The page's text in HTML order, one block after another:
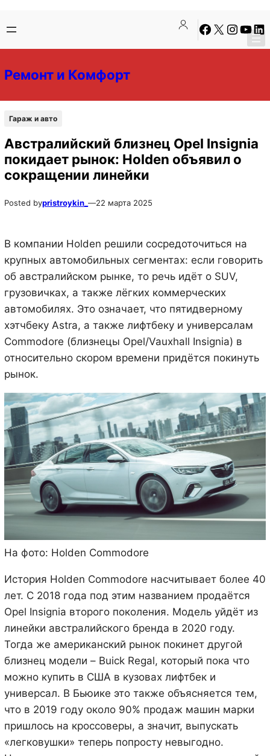
содержимому
содержимому
Facebook
X Instagram
Ремонт и Комфорт
Гараж и авто
Австралийский близнец Opel Insignia
покидает рынок: Holden объявил о
сокращении линейки
Posted bypristroykin_ —22 марта 2025
В компании Holden решили сосредоточиться на
крупных автомобильных сегментах: если говорить
об австралийском рынке, то речь идёт о SUV,
грузовичках, а также лёгких коммерческих
автомобилях. Это означает, что пятидверному
хэтчбеку Astra, а также лифтбеку и универсалам
Commodore (близнецы Opel/Vauxhall Insignia) в
относительно скором времени придётся покинуть
рынок.
На фото: Holden Commodore
История Holden Commodore насчитывает более 40
лет. С 2018 года под этим названием продаётся
Opel Insignia второго поколения. Модель уйдёт из
линейки австралийского бренда в 2020 году.
Тогда же американский рынок покинет другой
близнец модели – Buick Regal, который пока что
можно купить в США в кузовах лифтбек и
универсал. В Бьюике это также объясняется тем,
что в 2019 году около 90% продаж машин марки
пришлось на кроссоверы, а значит, выпускать
«легковушки» теперь попросту невыгодно.